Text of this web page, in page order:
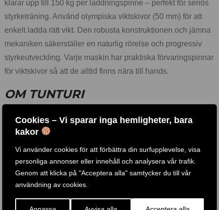
Cookies – Vi sparar inga hemligheter, bara
kakor
Vi använder cookies för att förbättra din surfupplevelse, visa
personliga annonser eller innehåll och analysera vår trafik.
Genom att klicka på "Acceptera alla" samtycker du till vår
användning av cookies.
klarar upp till 150 kg per laddningspinne – perfekt för seriös
styrketräning. Använd olympiska viktskivor (50 mm) för att
enkelt ladda rätt vikt. Den robusta konstruktionen och jämna
mekaniken säkerställer en naturlig rörelse och progressiv
styrkeutveckling. Varje maskin har praktiska förvaringspinnar
för viktskivor så att de alltid finns nära till hands.
OM TUNTURI
Feel better every day.Det är Tunturis motto. Företaget
grundades i Finland 1922 av två bröder som öppnade en
cykelbutik. Över 100 år senare är vi ett nederländskt företag
och ett globalt varumärke. Vi hjälper dig nå ett hälsosamt och
balanserat liv med ett stort utbud av konditions- och
styrketräningsutrustning, tillbehör och appar. Sortimentet